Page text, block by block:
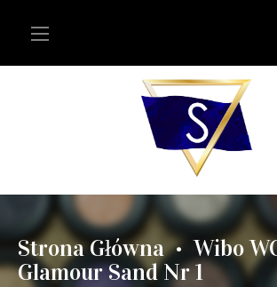
Strona Główna • Wibo
Glamour Sand Nr 1